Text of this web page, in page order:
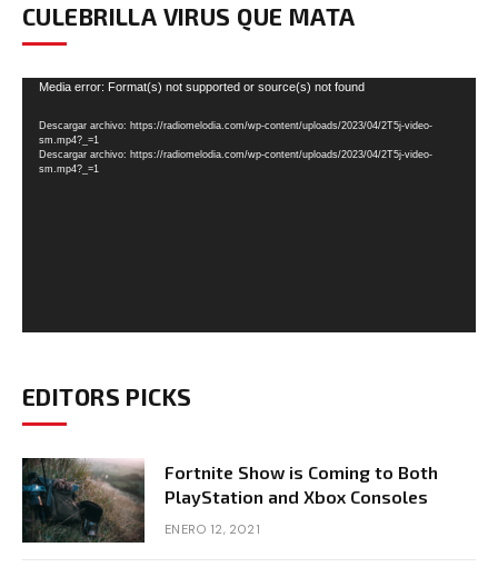
CULEBRILLA VIRUS QUE MATA
Reproductor
vídeo
Media error: Format(s) not supported or source(s) not found
Descargar archivo: https://radiomelodia.com/wp-content/uploads/2023/04/2T5j-video-
sm.mp4?_=1
Descargar archivo: https://radiomelodia.com/wp-content/uploads/2023/04/2T5j-video-
sm.mp4?_=1
EDITORS PICKS
Fortnite Show is Coming to Both
PlayStation and Xbox Consoles
ENERO 12, 2021